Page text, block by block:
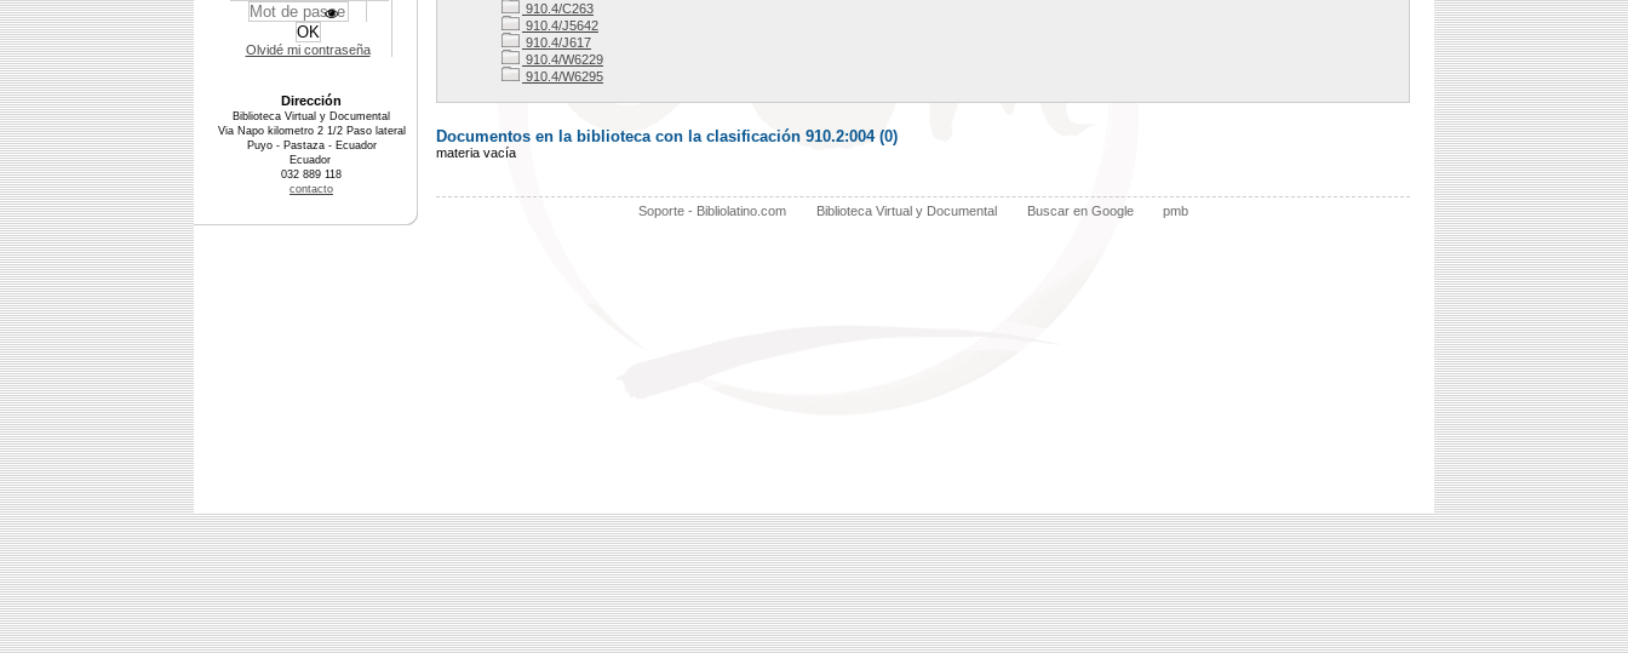
910.4/C263
910.4/J5642
910.4/J617
910.4/W6229
910.4/W6295
Documentos en la biblioteca con la clasificación 910.2:004 (0)
materia vacía
Soporte - Bibliolatino.com Biblioteca Virtual y Documental Buscar en Google pmb
Olvidé mi contraseña
Dirección
Biblioteca Virtual y Documental
Via Napo kilometro 2 1/2 Paso lateral
Puyo - Pastaza - Ecuador
Ecuador
032 889 118
contacto